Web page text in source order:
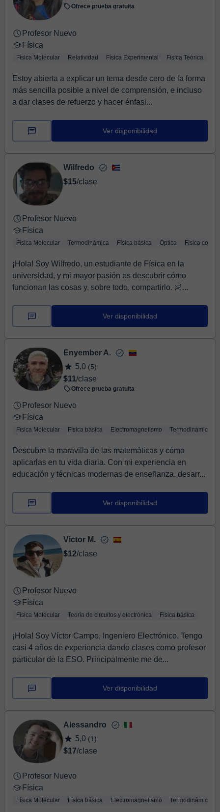
Ofrece prueba gratuita
Profesor Nuevo
Física
Física Molecular Relatividad Física Experimental Física Teórica
Estoy abierta a explicar un tema desde cero de la forma
más sencilla posible a nivel de comprensión, e incluso
a dar clases de refuerzo y hacer énfasi...
Ver disponibilidad
Wilfredo
$15/clase
Profesor Nuevo
Física
Física Molecular Termodinámica Física básica Óptica Física
¡Hola! Soy Wilfredo, un estudiante de Física en la
universidad, y mi mayor pasión es descubrir cómo
funcionan las cosas y, sobre todo, compartirlo. 🌌...
Ver disponibilidad
Enyember A.
5,0 (5)
$11/clase
Ofrece prueba gratuita
Profesor Nuevo
Física
Física Molecular Física básica Electromagnetismo Termodinámica
Descubre la maravilla de las matemáticas y cómo
aplicarlas en tu vida diaria. Con mi experiencia en
educación y técnicas modernas de enseñanza, desarr...
Ver disponibilidad
Victor M.
$12/clase
Profesor Nuevo
Física
Física Molecular Teoría de circuitos y electrónica Física básica
¡Hola! Soy Víctor Campo, Ingeniero Electrónico. Tengo
casi 4 años de experiencia dando clases como profesor
particular de la ESO. Principalmente me de...
Ver disponibilidad
Alessandro
5,0 (1)
$17/clase
Profesor Nuevo
Física
Física Molecular Física básica Electromagnetismo Termodinámica